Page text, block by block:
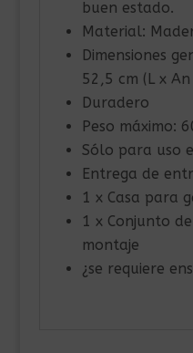
buen estado.
Material:
Dimensiones
52,5 cm (L x An
Duradero
Peso máximo:
Sólo para uso
Entrega de
1 x Casa para
1 x Conjunto
montaje
¿se requiere